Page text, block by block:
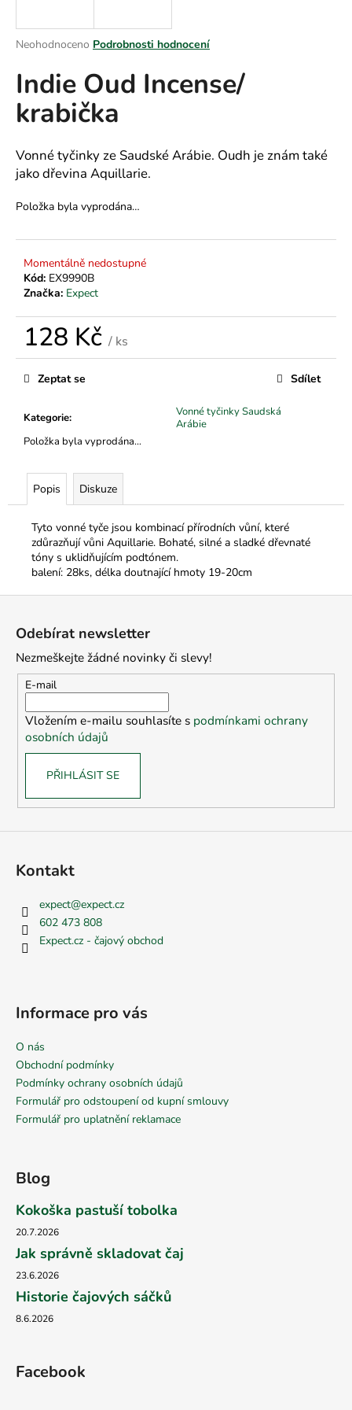
Průměrné
produktu
je
0,0
z
hvězdiček.
Neohodnoceno Podrobnosti hodnocení
Indie Oud Incense/
krabička
Vonné tyčinky ze Saudské Arábie. Oudh je znám také
jako dřevina Aquillarie.
Položka byla vyprodána…
Momentálně nedostupné
Kód: EX9990B
Značka: Expect
128 Kč / ks
Měrná
cena:
Kategorie:
Vonné tyčinky Saudská
Arábie
Položka byla vyprodána…
Zeptat se Sdílet
Popis Diskuze
Tyto vonné tyče jsou kombinací přírodních vůní, které
zdůrazňují vůni Aquillarie. Bohaté, silné a sladké dřevnaté
tóny s uklidňujícím podtónem.
balení: 28ks, délka doutnající hmoty 19-20cm
j
t
?
HLEDAT
o
p
o
r
č
u
m
Odebírat newsletter
Nezmeškejte žádné novinky či slevy!
E-mail
Vložením e-mailu souhlasíte s podmínkami ochrany
osobních údajů
PŘIHLÁSIT SE
Kontakt
expect@expect.cz
602 473 808
Expect.cz - čajový obchod
Informace pro vás
O nás
Obchodní podmínky
Podmínky ochrany osobních údajů
Formulář pro odstoupení od kupní smlouvy
Formulář pro uplatnění reklamace
Blog
Kokoška pastuší tobolka
20.7.2026
Jak správně skladovat čaj
23.6.2026
Historie čajových sáčků
8.6.2026
Facebook